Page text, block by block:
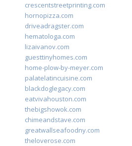
crescentstreetprinting.com
hornopizza.com
driveadragster.com
hematologa.com
lizaivanov.com
guesttinyhomes.com
home-plow-by-meyer.com
palatelatincuisine.com
blackdoglegacy.com
eatvivahouston.com
thebigshowok.com
chimeandstave.com
greatwallseafoodny.com
theloverose.com